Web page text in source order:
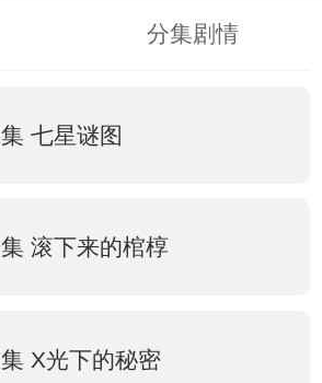
分集剧情
七星谜图
滚下来的棺椁
X光下的秘密